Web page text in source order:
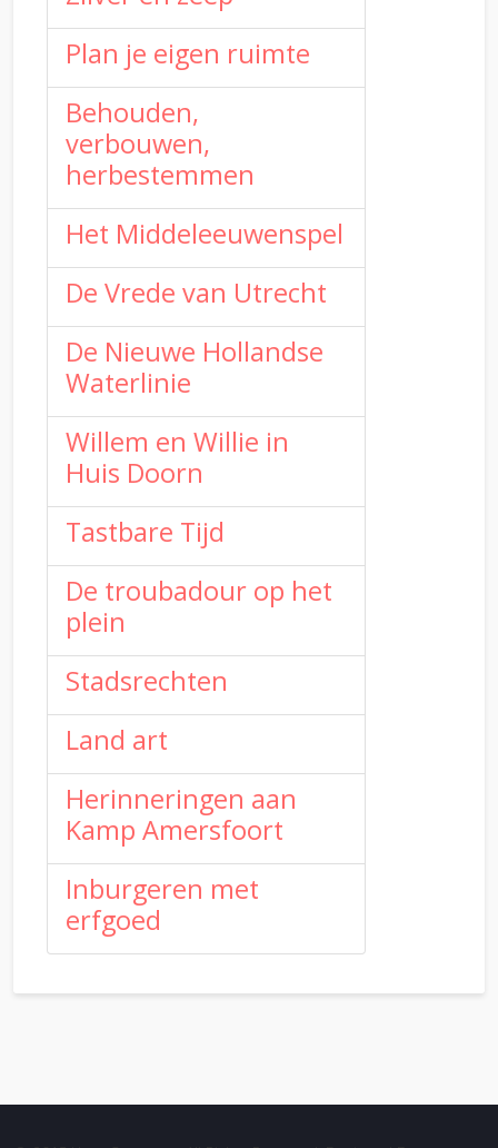
Plan je eigen ruimte
Behouden,
verbouwen,
herbestemmen
Het Middeleeuwenspel
De Vrede van Utrecht
De Nieuwe Hollandse
Waterlinie
Willem en Willie in
Huis Doorn
Tastbare Tijd
De troubadour op het
plein
Stadsrechten
Land art
Herinneringen aan
Kamp Amersfoort
Inburgeren met
erfgoed